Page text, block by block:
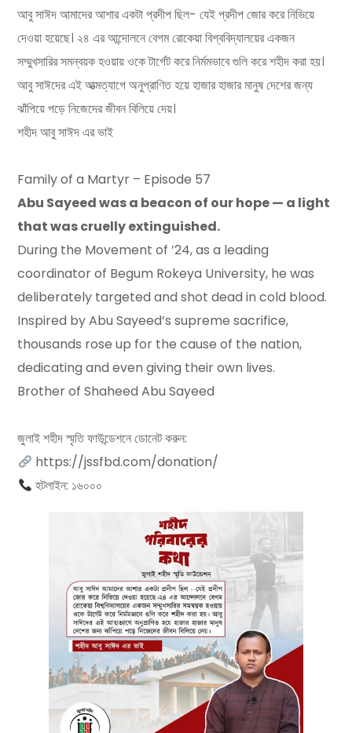
আবু সাঈদ আমাদের আশার একটা প্রদীপ ছিল- যেই প্রদীপ জোর করে নিভিয়ে
দেওয়া হয়েছে। ২৪ এর আন্দোলনে বেগম রোকেয়া বিশ্ববিদ্যালয়ের একজন
সম্মুখসারির সমন্বয়ক হওয়ায় ওকে টার্গেট করে নির্মমভাবে গুলি করে শহীদ করা হয়।
আবু সাঈদের এই আত্মত্যাগে অনুপ্রাণিত হয়ে হাজার হাজার মানুষ দেশের জন্য
ঝাঁপিয়ে পড়ে নিজেদের জীবন বিলিয়ে দেয়।
শহীদ আবু সাঈদ এর ভাই
Family of a Martyr – Episode 57
Abu Sayeed was a beacon of our hope — a light
that was cruelly extinguished.
During the Movement of ’24, as a leading
coordinator of Begum Rokeya University, he was
deliberately targeted and shot dead in cold blood.
Inspired by Abu Sayeed’s supreme sacrifice,
thousands rose up for the cause of the nation,
dedicating and even giving their own lives.
Brother of Shaheed Abu Sayeed
জুলাই শহীদ স্মৃতি ফাউন্ডেশনে ডোনেট করুন:
https://jssfbd.com/donation/
হটলাইন: ১৬০০০